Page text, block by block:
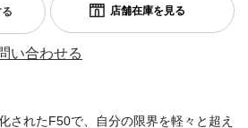
い合わせる
されたF50で、自分の限界を軽々と超え